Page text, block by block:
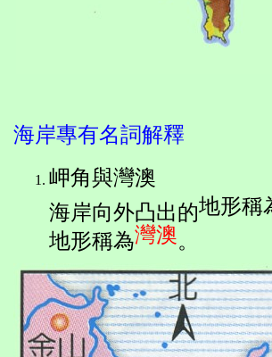
海岸專有名詞解釋
岬角與灣澳
海岸向外凸出的地形稱
地形稱為 灣澳